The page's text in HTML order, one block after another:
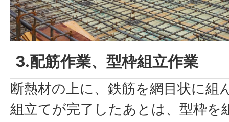
3.配筋作業、型枠組立作業
断熱材の上に、鉄筋を網目状に組
組立てが完了したあとは、型枠を